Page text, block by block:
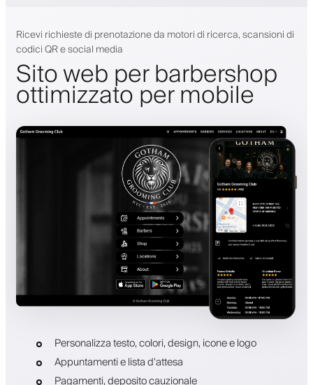
Ricevi richieste di prenotazione da motori di ricerca, scansioni di
codici QR e social media
Sito web per barbershop
ottimizzato per mobile
Personalizza testo, colori, design, icone e logo
Appuntamenti e lista d'attesa
Pagamenti, deposito cauzionale